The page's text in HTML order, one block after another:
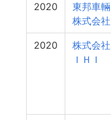
2020
東邦車輛
株式会社
2020
株式会社
ＩＨＩ